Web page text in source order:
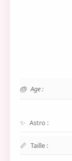
Age :
Astro :
Taille :